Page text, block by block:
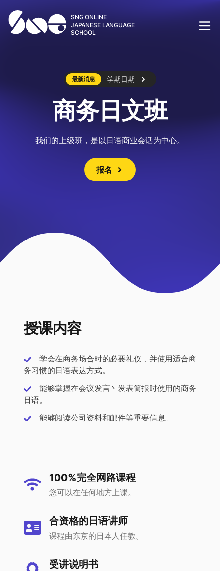
SNG ONLINE
JAPANESE LANGUAGE
SCHOOL
最新消息 学期日期
商务日文班
我们的上级班，是以日语商业会话为中心。
报名
授课内容
学会在商务场合时的必要礼仪，并使用适合商
务习惯的日语表达方式。
能够掌握在会议发言丶发表简报时使用的商务
日语。
能够阅读公司资料和邮件等重要信息。
100%完全网路课程
您可以在任何地方上课。
合资格的日语讲师
课程由东京的日本人任教。
受讲说明书